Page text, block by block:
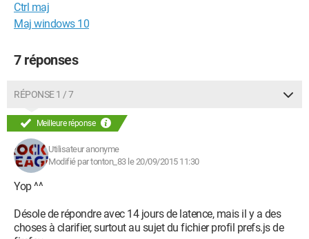
--
Si problème il y a il existe toujours une solution
Ctrl maj
Maj windows 10
7 réponses
RÉPONSE 1 / 7
Meilleure réponse
Utilisateur anonyme
Modifié par tonton_83 le 20/09/2015 11:30
Yop ^^
Désole de répondre avec 14 jours de latence, mais il y a des
choses à clarifier, surtout au sujet du fichier profil prefs.js de